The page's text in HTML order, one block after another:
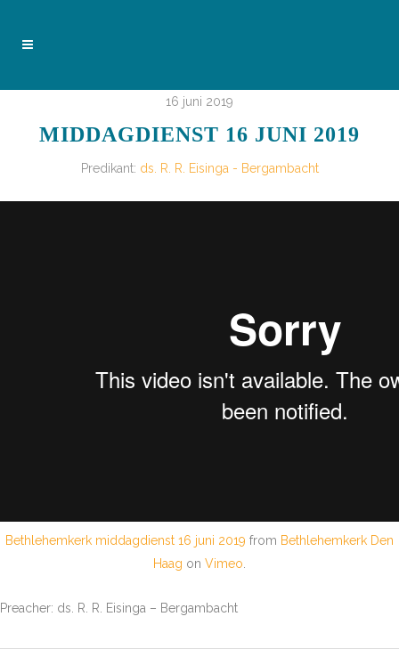
16 juni 2019
MIDDAGDIENST 16 JUNI 2019
Predikant: ds. R. R. Eisinga - Bergambacht
Bethlehemkerk middagdienst 16 juni 2019 from Bethlehemkerk Den
Haag on Vimeo
Preacher: ds. R. R. Eisinga – Bergambacht